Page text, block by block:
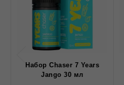
Набор Chaser 7 Years
Jango 30 мл